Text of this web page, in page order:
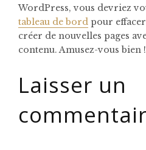
WordPress, vous devriez
tableau de bord pour
créer de nouvelles pages
contenu. Amusez-vous bien !
Laisser un